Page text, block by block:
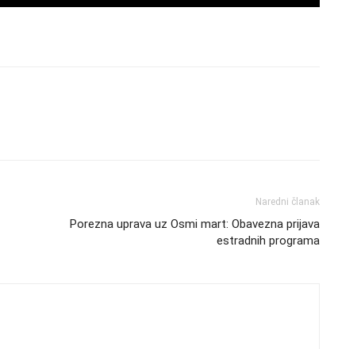
Naredni članak
Porezna uprava uz Osmi mart: Obavezna prijava
estradnih programa